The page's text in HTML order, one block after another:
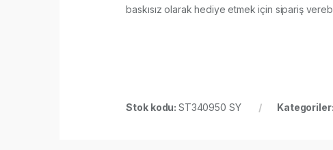
baskısız olarak hediye etmek için sipariş
Stok kodu: ST340950 SY